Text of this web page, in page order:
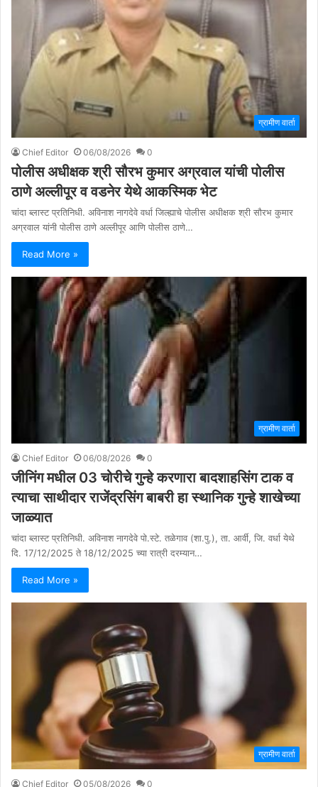
ग्रामीण वार्ता
Chief Editor 06/08/2026 0
पोलीस अधीक्षक श्री सौरभ कुमार अग्रवाल यांची पोलीस
ठाणे अल्लीपूर व वडनेर येथे आकस्मिक भेट
चांदा ब्लास्ट प्रतिनिधी. अविनाश नागदेवे वर्धा जिल्ह्याचे पोलीस अधीक्षक श्री सौरभ कुमार
अग्रवाल यांनी पोलीस ठाणे अल्लीपूर आणि पोलीस ठाणे…
Read More »
ग्रामीण वार्ता
Chief Editor 06/08/2026 0
जीनिंग मधील 03 चोरीचे गुन्हे करणारा बादशाहसिंग टाक व
त्याचा साथीदार राजेंद्रसिंग बाबरी हा स्थानिक गुन्हे शाखेच्या
जाळ्यात
चांदा ब्लास्ट प्रतिनिधी. अविनाश नागदेवे पो.स्टे. तळेगाव (शा.पु.), ता. आर्वी, जि. वर्धा येथे
दि. 17/12/2025 ते 18/12/2025 च्या रात्री दरम्यान…
Read More »
ग्रामीण वार्ता
Chief Editor 05/08/2026 0